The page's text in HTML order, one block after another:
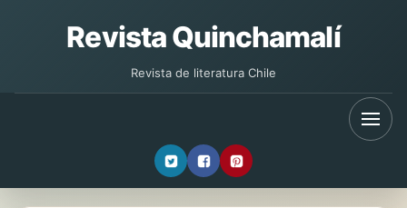
Revista Quinchamalí
Revista de literatura Chile